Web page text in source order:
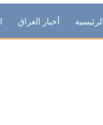
أخبار العراق